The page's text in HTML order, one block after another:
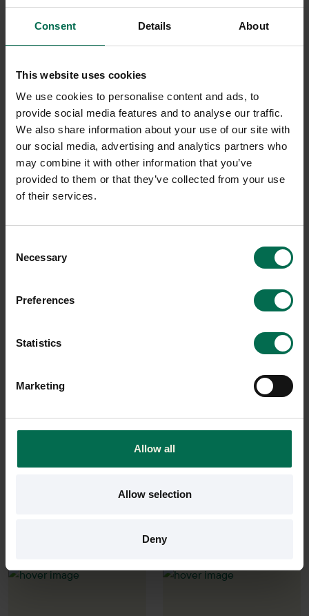
Consent Details About
This website uses cookies
We use cookies to personalise content and ads, to
provide social media features and to analyse our traffic.
We also share information about your use of our site with
our social media, advertising and analytics partners who
may combine it with other information that you’ve
provided to them or that they’ve collected from your use
of their services.
Selection
Necessary
Preferences
Statistics
Marketing
Allow all
Allow selection
Deny
Hyr från1887kr/mån
3 i lager
Sparar miljön ca 2840
kg C02
Hyr från 1215kr/mån
1 i lager
Sparar miljön ca 2840
kg C02
Pod Framery O
72900 kr 67900 kr
kg C02